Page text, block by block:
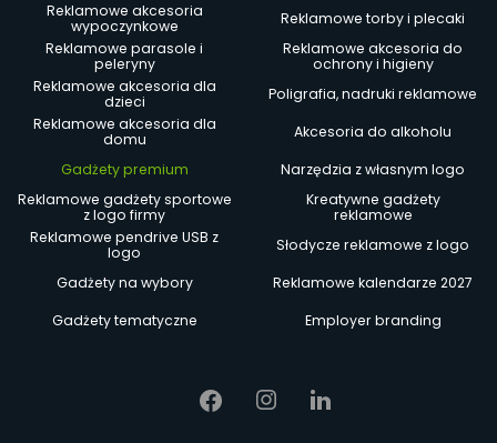
Reklamowe akcesoria
wypoczynkowe
Reklamowe torby i plecaki
Reklamowe parasole i
peleryny
Reklamowe akcesoria do
ochrony i higieny
Reklamowe akcesoria dla
dzieci
Poligrafia, nadruki reklamowe
Reklamowe akcesoria dla
domu
Akcesoria do alkoholu
Gadżety premium
Narzędzia z własnym logo
Reklamowe gadżety sportowe
z logo firmy
Kreatywne gadżety
reklamowe
Reklamowe pendrive USB z
logo
Słodycze reklamowe z logo
Gadżety na wybory
Reklamowe kalendarze 2027
Gadżety tematyczne
Employer branding